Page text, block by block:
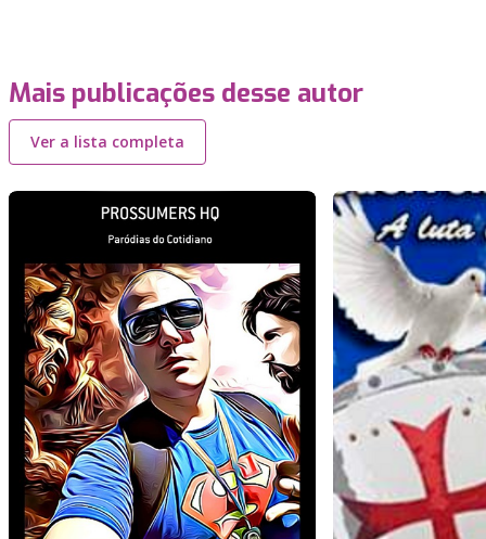
Mais publicações desse autor
Ver a lista completa